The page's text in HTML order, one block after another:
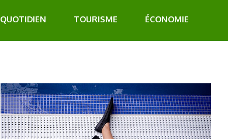
QUOTIDIEN TOURISME ÉCONOMIE